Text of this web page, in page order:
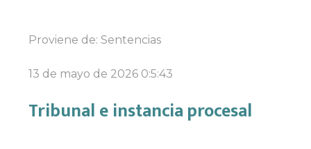
Proviene de: Sentencias
13 de mayo de 2026 0:5:43
Tribunal e instancia procesal